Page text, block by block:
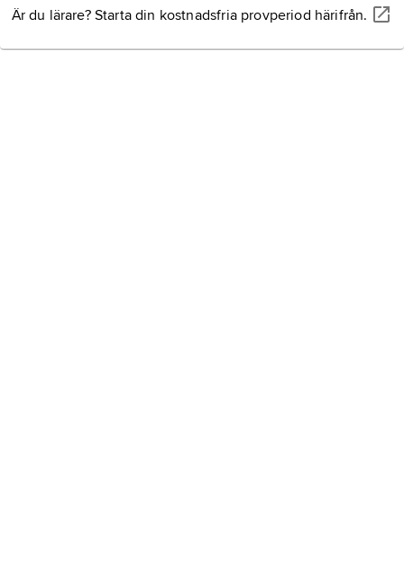
Är du lärare? Starta din kostnadsfria provperiod härifrån.